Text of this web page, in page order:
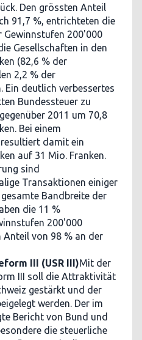
Den grössten Anteil
91,7 %, entrichteten die
Gewinnstufen 200'000
Gesellschaften in den
(82,6 % der
2,2 % der
Ein deutlich verbessertes
Bundessteuer zu
2011 um 70,8
Bei einem
damit ein
auf 31 Mio. Franken.
sind
Transaktionen einiger
Bandbreite der
die 11 %
200'000
Anteil von 98 % an der
III (USR III)Mit der
III soll die Attraktivität
gestärkt und der
werden. Der im
Bericht von Bund und
die steuerliche